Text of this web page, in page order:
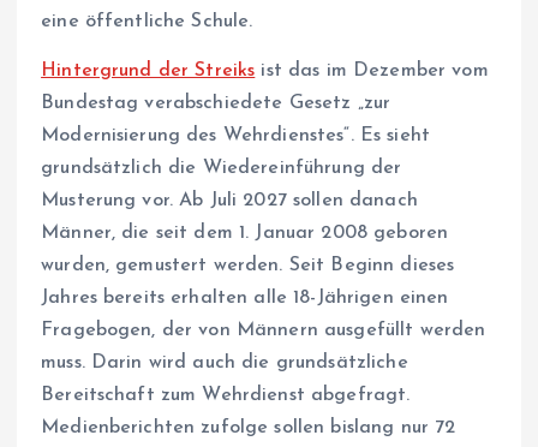
eine öffentliche Schule.
Hintergrund der Streiks ist das im Dezember vom
Bundestag verabschiedete Gesetz „zur
Modernisierung des Wehrdienstes“. Es sieht
grundsätzlich die Wiedereinführung der
Musterung vor. Ab Juli 2027 sollen danach
Männer, die seit dem 1. Januar 2008 geboren
wurden, gemustert werden. Seit Beginn dieses
Jahres bereits erhalten alle 18-Jährigen einen
Fragebogen, der von Männern ausgefüllt werden
muss. Darin wird auch die grundsätzliche
Bereitschaft zum Wehrdienst abgefragt.
Medienberichten zufolge sollen bislang nur 72